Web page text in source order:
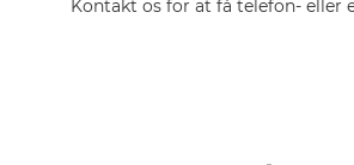
Kontakt os for at få telefon- eller